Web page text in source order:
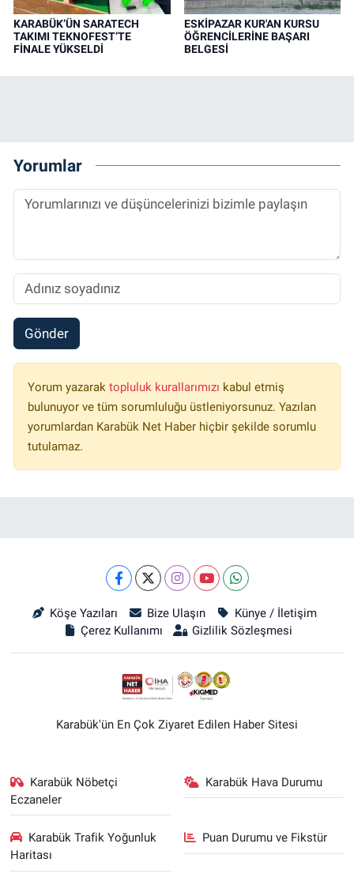
KARABÜK’ÜN SARATECH
TAKIMI TEKNOFEST’TE
FİNALE YÜKSELDİ
ESKİPAZAR KUR'AN KURSU
ÖĞRENCİLERİNE BAŞARI
BELGESİ
Yorumlar
Gönder
Yorum yazarak topluluk kurallarımızı kabul etmiş
bulunuyor ve tüm sorumluluğu üstleniyorsunuz. Yazılan
yorumlardan Karabük Net Haber hiçbir şekilde sorumlu
tutulamaz.
Köşe Yazıları Bize Ulaşın
Künye / İletişim
Çerez Kullanımı
Gizlilik Sözleşmesi
Karabük'ün En Çok Ziyaret Edilen Haber Sitesi
Karabük Nöbetçi
Eczaneler
Karabük Hava Durumu
Karabük Trafik Yoğunluk
Haritası
Puan Durumu ve Fikstür